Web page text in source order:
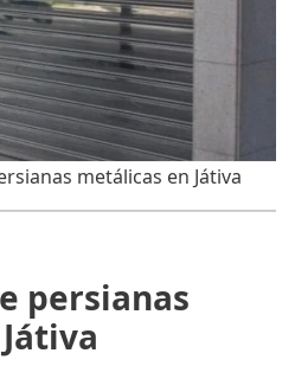
metálicas en Játiva
persianas